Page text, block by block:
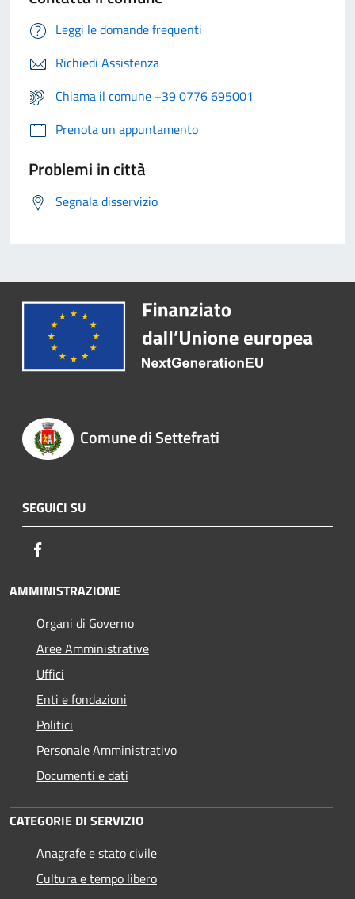
Leggi le domande frequenti
Richiedi Assistenza
Chiama il comune +39 0776 695001
Prenota un appuntamento
Problemi in città
Segnala disservizio
Comune di Settefrati
SEGUICI SU
AMMINISTRAZIONE
Organi di Governo
Aree Amministrative
Uffici
Enti e fondazioni
Politici
Personale Amministrativo
Documenti e dati
CATEGORIE DI SERVIZIO
Anagrafe e stato civile
Cultura e tempo libero